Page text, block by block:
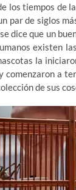
los tiempos de
par de siglos
dice que un
existen
la
comenzaron a
de sus